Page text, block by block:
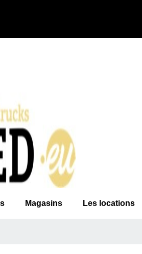
Magasins Les locations